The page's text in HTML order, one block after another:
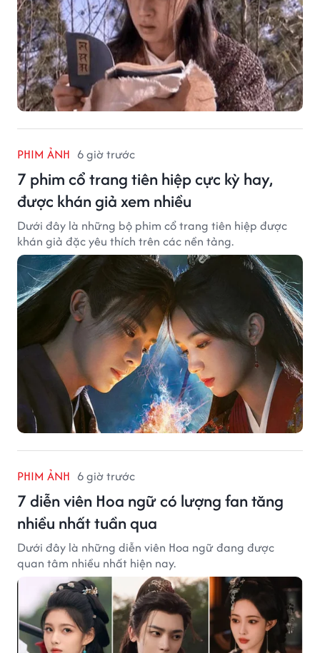
PHIM ẢNH 6 giờ trước
7 phim cổ trang tiên hiệp cực kỳ hay,
được khán giả xem nhiều
Dưới đây là những bộ phim cổ trang tiên hiệp được
khán giả đặc yêu thích trên các nền tảng.
PHIM ẢNH 6 giờ trước
7 diễn viên Hoa ngữ có lượng fan tăng
nhiều nhất tuần qua
Dưới đây là những diễn viên Hoa ngữ đang được
quan tâm nhiều nhất hiện nay.